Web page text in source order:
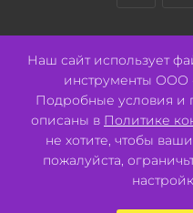
2026 © ООО "СВК"/ 656064 г.
ИНН 2221130516
Pulse - сеть
Наш сайт использует
инструменты ООО
Подробные условия и
описаны в Политике
не хотите, чтобы
пожалуйста,